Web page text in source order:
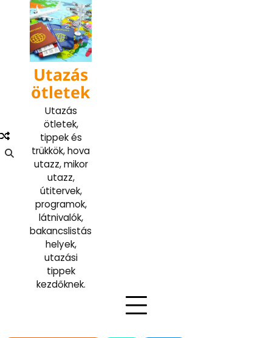
content
Utazás
ötletek
Utazás
ötletek,
tippek és
trükkök, hova
utazz, mikor
utazz,
útitervek,
programok,
látnivalók,
bakancslistás
helyek,
utazási
tippek
kezdőknek.